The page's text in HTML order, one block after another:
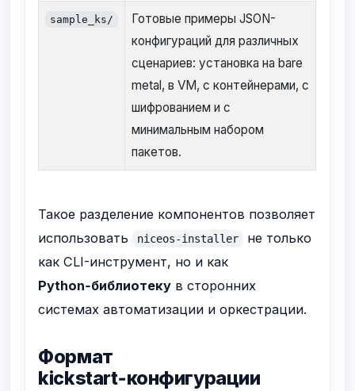
sample_ks/
Готовые примеры JSON-
конфигураций для различных
сценариев: установка на bare
metal, в VM, с контейнерами, с
шифрованием и с
минимальным набором
пакетов.
Такое разделение компонентов позволяет
использовать
niceos-installer
не только
как CLI-инструмент, но и как
Python‑библиотеку в сторонних
системах автоматизации и оркестрации.
Формат
kickstart‑конфигурации